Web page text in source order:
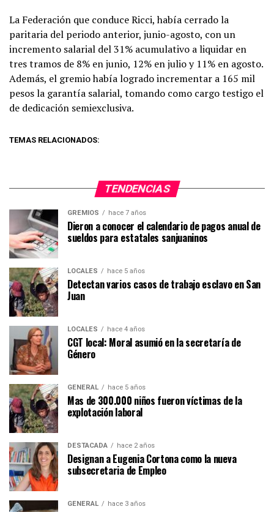
La Federación que conduce Ricci, había cerrado la
paritaria del periodo anterior, junio-agosto, con un
incremento salarial del 31% acumulativo a liquidar en
tres tramos de 8% en junio, 12% en julio y 11% en agosto.
Además, el gremio había logrado incrementar a 165 mil
pesos la garantía salarial, tomando como cargo testigo el
de dedicación semiexclusiva.
TEMAS RELACIONADOS:
TENDENCIAS
GREMIOS hace 7 años
Dieron a conocer el calendario de pagos anual de
sueldos para estatales sanjuaninos
LOCALES hace 5 años
Detectan varios casos de trabajo esclavo en San
Juan
LOCALES hace 4 años
CGT local: Moral asumió en la secretaría de
Género
GENERAL hace 5 años
Mas de 300.000 niños fueron víctimas de la
explotación laboral
DESTACADA hace 2 años
Designan a Eugenia Cortona como la nueva
subsecretaria de Empleo
GENERAL hace 3 años